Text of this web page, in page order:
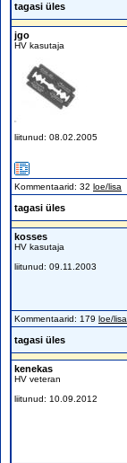
tagasi üles
jgo
HV kasutaja
liitunud: 08.02.2005
Kommentaarid: 32 loe/lisa
tagasi üles
kosses
HV kasutaja
liitunud: 09.11.2003
Kommentaarid: 179 loe/lisa
tagasi üles
kenekas
HV veteran
liitunud: 10.09.2012